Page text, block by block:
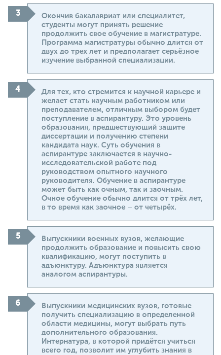
Окончив бакалавриат или специалитет,
студенты могут принять решение
продолжить свое обучение в магистратуре.
Программа магистратуры обычно длится от
двух до трех лет и предполагает серьёзное
изучение выбранной специализации.
Для тех, кто стремится к научной карьере и
желает стать научным работником или
преподавателем, отличным выбором будет
поступление в аспирантуру. Это уровень
образования, предшествующий защите
диссертации и получению степени
кандидата наук. Суть обучения в
аспирантуре заключается в научно-
исследовательской работе под
руководством опытного научного
руководителя. Обучение в аспирантуре
может быть как очным, так и заочным.
Очное обучение обычно длится от трёх лет,
в то время как заочное – от четырёх.
Выпускники военных вузов, желающие
продолжить образование и повысить свою
квалификацию, могут поступить в
адъюнктуру. Адъюнктура является
аналогом аспирантуры.
Выпускники медицинских вузов, готовые
получить специализацию в определенной
области медицины, могут выбрать путь
дополнительного образования.
Интернатура, в которой придётся учиться
всего год, позволит им углубить знания в